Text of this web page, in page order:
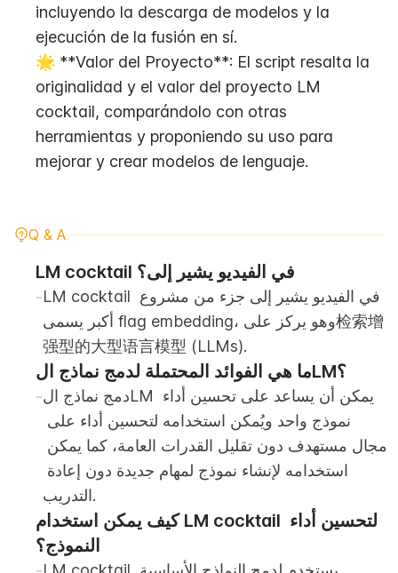
incluyendo la descarga de modelos y la
ejecución de la fusión en sí.
🌟 **Valor del Proyecto**: El script resalta la
originalidad y el valor del proyecto LM
cocktail, comparándolo con otras
herramientas y proponiendo su uso para
mejorar y crear modelos de lenguaje.
Q & A
LM cocktail في الفيديو يشير إلى؟
-LM cocktail في الفيديو يشير إلى جزء من مشروع
أكبر يسمى flag embedding، وهو يركز على检索增
强型的大型语言模型 (LLMs).
ما هي الفوائد المحتملة لدمج نماذج الLM؟
-دمج نماذج الLM يمكن أن يساعد على تحسين أداء
التدريب.
كيف يمكن استخدام LM cocktail لتحسين أداء
النموذج؟